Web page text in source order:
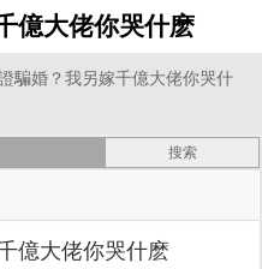
億大佬你哭什麽
證騙婚？我另嫁千億大佬你哭什
億大佬你哭什麽